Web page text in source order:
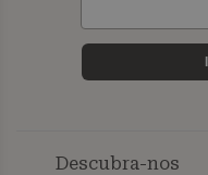
Descubra-nos